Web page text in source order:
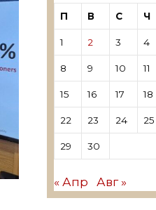
П В С Ч
1 2 3 4
8 9 10 11
15 16 17 18
22 23 24 25
29 30
« Апр Авг »